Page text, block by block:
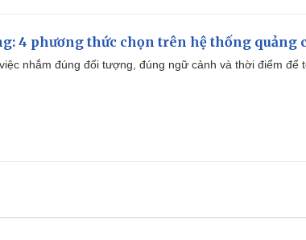
4 phương thức chọn trên hệ thống quảng
nhắm đúng đối tượng, đúng ngữ cảnh và thời điểm để